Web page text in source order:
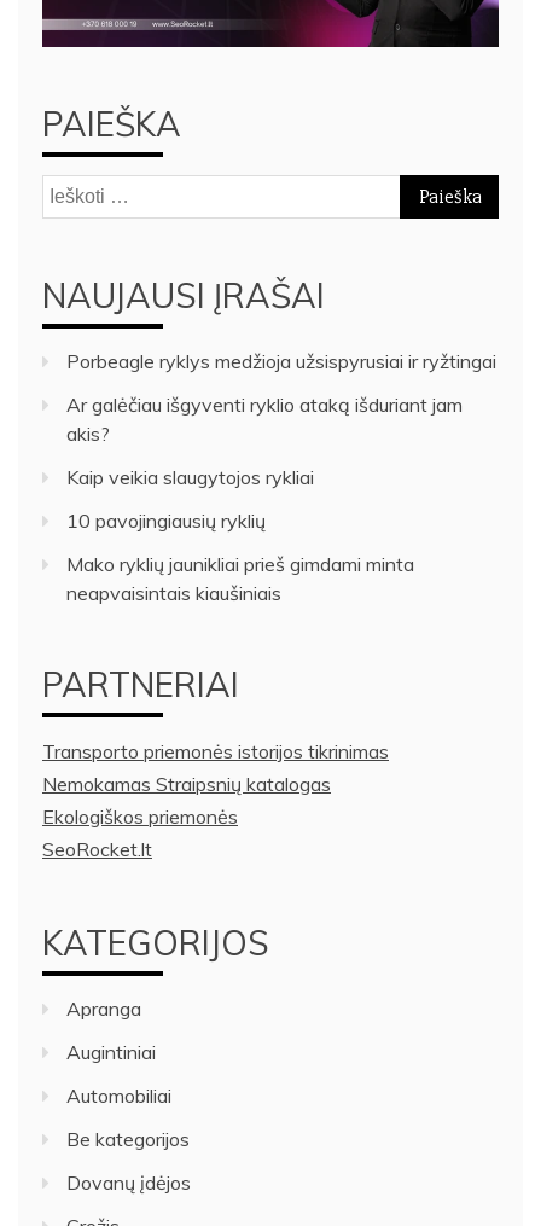
PAIEŠKA
Ieškoti:
NAUJAUSI ĮRAŠAI
Porbeagle ryklys medžioja užsispyrusiai ir ryžtingai
Ar galėčiau išgyventi ryklio ataką išduriant jam
akis?
Kaip veikia slaugytojos rykliai
10 pavojingiausių ryklių
Mako ryklių jaunikliai prieš gimdami minta
neapvaisintais kiaušiniais
PARTNERIAI
Transporto priemonės istorijos tikrinimas
Nemokamas Straipsnių katalogas
Ekologiškos priemonės
SeoRocket.lt
KATEGORIJOS
Apranga
Augintiniai
Automobiliai
Be kategorijos
Dovanų įdėjos